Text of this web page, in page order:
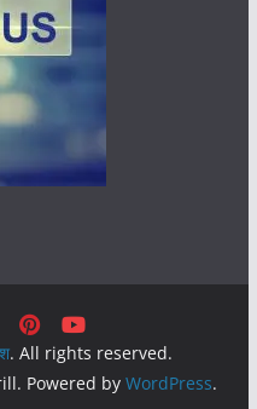
. All rights reserved.
Powered by WordPress.